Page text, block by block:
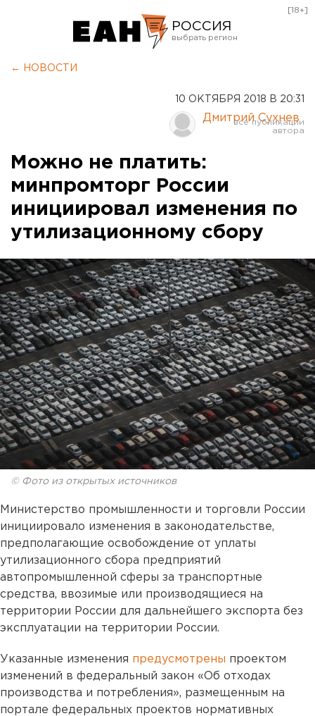
РОССИЯ
Курган
Оренбург
[18+]
← НОВОСТИ
10 ОКТЯБРЯ 2018 В 20:31
Дмитрий Сухнев
Можно не платить:
минпромторг России
инициировал изменения по
утилизационному сбору
© Фото из открытых источников
Министерство промышленности и торговли России
инициировало изменения в законодательстве,
предполагающие освобождение от уплаты
утилизационного сбора предприятий
автопромышленной сферы за транспортные
средства, ввозимые или производящиеся на
территории России для дальнейшего экспорта без
эксплуатации на территории России.
Указанные изменения предусмотрены проектом
изменений в федеральный закон «Об отходах
производства и потребления», размещенным на
портале федеральных проектов нормативных